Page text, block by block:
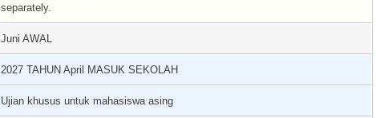
separately.
Juni AWAL
2027 TAHUN April MASUK SEKOLAH
Ujian khusus untuk mahasiswa asing